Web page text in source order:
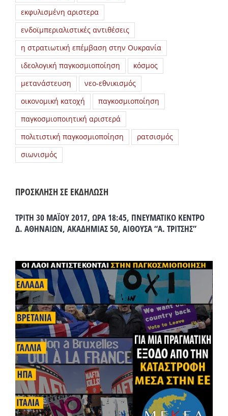
εκφυλισμένη αριστερα
ενδοϊμπεριαλιστικές αντιθέσεις
η στρατιωτική επέμβαση στην Ουκρανία
ιδεολογική παγκοσμιοποίηση
κόσμος
μετανάστευση
νεο-εθνικισμός
οικονομική κατοχή
παγκοσμιοποίηση
παγκοσμιοποιητική αριστερά
πολιτιστική παγκοσμιοποίηση
ρατσισμός
σιωνισμός
ΠΡΟΣΚΛΗΣΗ ΣΕ ΕΚΔΗΛΩΣΗ
ΤΡΙΤΗ 30 ΜΑΪΟΥ 2017, ΩΡΑ 18:45, ΠΝΕΥΜΑΤΙΚΟ ΚΕΝΤΡΟ
Δ. ΑΘΗΝΑΙΩΝ, ΑΚΑΔΗΜΙΑΣ 50, ΑΙΘΟΥΣΑ “Α. ΤΡΙΤΣΗΣ”